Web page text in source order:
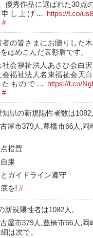
優秀作品に選ばれた30点
申し上げ…
https://t.co/
#
の皆さまにお贈りした
はめこんだ表彰盾です。
会福祉法人あさひ会白
会福祉法人名東福祉会天
たもので…
https://t.co/
#
知県の新規陽性者数は1082
屋市379人,豊橋市66人,岡
措置
粛
ガイドライン遵守
を! #
新規陽性者は1082人。
屋市379人,豊橋市66人,岡
は次で。